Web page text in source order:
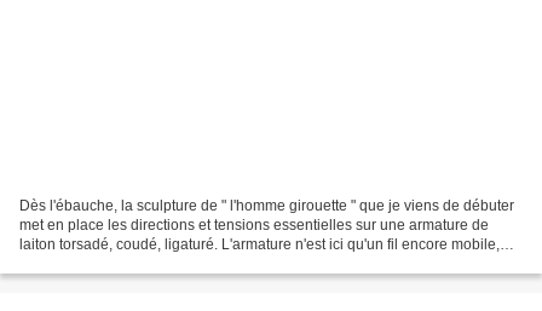
Dès l'ébauche, la sculpture de " l'homme girouette " que je viens de débuter
met en place les directions et tensions essentielles sur une armature de
laiton torsadé, coudé, ligaturé. L'armature n'est ici qu'un fil encore mobile,